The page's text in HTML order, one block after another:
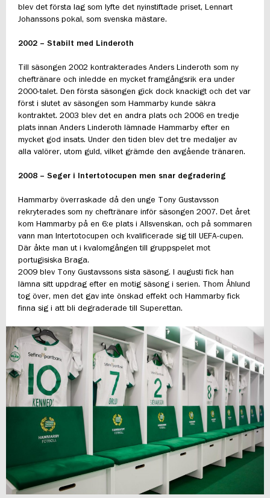
blev det första lag som lyfte det nyinstiftade priset, Lennart
Johanssons pokal, som svenska mästare.
2002 – Stabilt med Linderoth
Till säsongen 2002 kontrakterades Anders Linderoth som ny
cheftränare och inledde en mycket framgångsrik era under
2000-talet. Den första säsongen gick dock knackigt och det var
först i slutet av säsongen som Hammarby kunde säkra
kontraktet. 2003 blev det en andra plats och 2006 en tredje
plats innan Anders Linderoth lämnade Hammarby efter en
mycket god insats. Under den tiden blev det tre medaljer av
alla valörer, utom guld, vilket grämde den avgående tränaren.
2008 – Seger i Intertotocupen men snar degradering
Hammarby överraskade då den unge Tony Gustavsson
rekryterades som ny cheftränare inför säsongen 2007. Det året
kom Hammarby på en 6:e plats i Allsvenskan, och på sommaren
vann man Intertotocupen och kvalificerade sig till UEFA-cupen.
Där åkte man ut i kvalomgången till gruppspelet mot
portugisiska Braga.
2009 blev Tony Gustavssons sista säsong. I augusti fick han
lämna sitt uppdrag efter en motig säsong i serien. Thom Åhlund
tog över, men det gav inte önskad effekt och Hammarby fick
finna sig i att bli degraderade till Superettan.